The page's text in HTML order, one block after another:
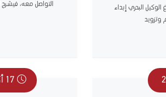
الوكيل البحري إبداء
وتزويد
التواصل معه،
17 أكتوبر، 2016